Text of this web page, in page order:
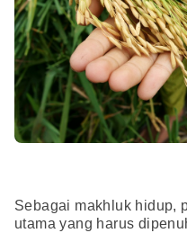
Sebagai makhluk hidup,
utama yang harus